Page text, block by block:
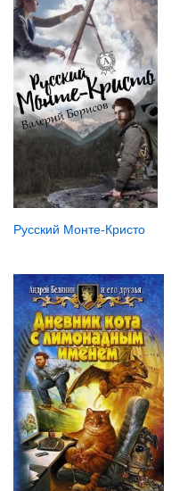
Русский Монте-Кристо